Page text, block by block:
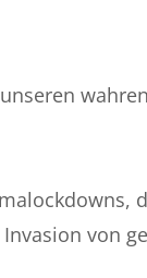
von